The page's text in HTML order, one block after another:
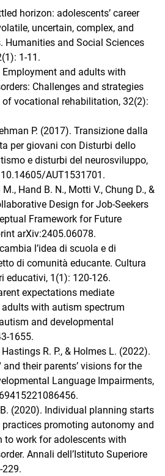
horizon: adolescents’ career
uncertain, complex, and
Humanities and Social Sciences
1-11.
Employment and adults with
Challenges and strategies
vocational rehabilitation, 32(2):
P. (2017). Transizione dalla
per giovani con Disturbi dello
e disturbi del neurosviluppo,
AUT1531701.
Hand B. N., Motti V., Chung D., &
Design for Job-Seekers
Framework for Future
arXiv:2405.06078.
l’idea di scuola e di
di comunità educante. Cultura
educativi, 1(1): 120-126.
expectations mediate
with autism spectrum
and developmental
1655.
Hastings R. P., & Holmes L. (2022).
their parents’ visions for the
Language Impairments,
(2020). Individual planning starts
promoting autonomy and
to work for adolescents with
Annali dell’Istituto Superiore